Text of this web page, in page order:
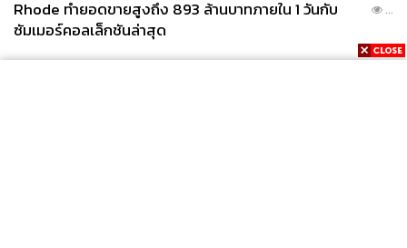
Rhode ทำยอดขายสูงถึง 893 ล้านบาทภายใน 1 วันกับ
ซัมเมอร์คอลเล็กชันล่าสุด
...